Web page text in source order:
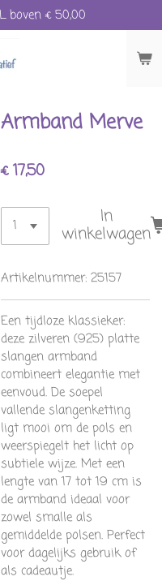
boven € 50,00
Armband Merve
€ 17,50
In
winkelwagen
Artikelnummer: 25157
Een tijdloze klassieker:
deze zilveren (925) platte
slangen armband
combineert elegantie met
eenvoud. De soepel
vallende slangenketting
ligt mooi om de pols en
weerspiegelt het licht op
subtiele wijze. Met een
lengte van 17 tot 19 cm is
de armband ideaal voor
zowel smalle als
gemiddelde polsen. Perfect
voor dagelijks gebruik of
als cadeautje.